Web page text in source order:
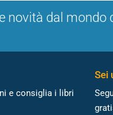
novità dal mondo
e consiglia i libri
Sei